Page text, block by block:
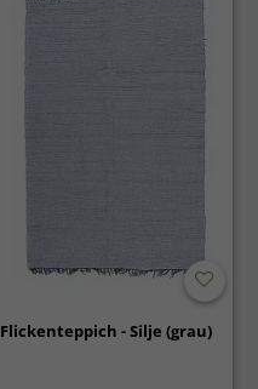
Flickenteppich - Silje (grau)